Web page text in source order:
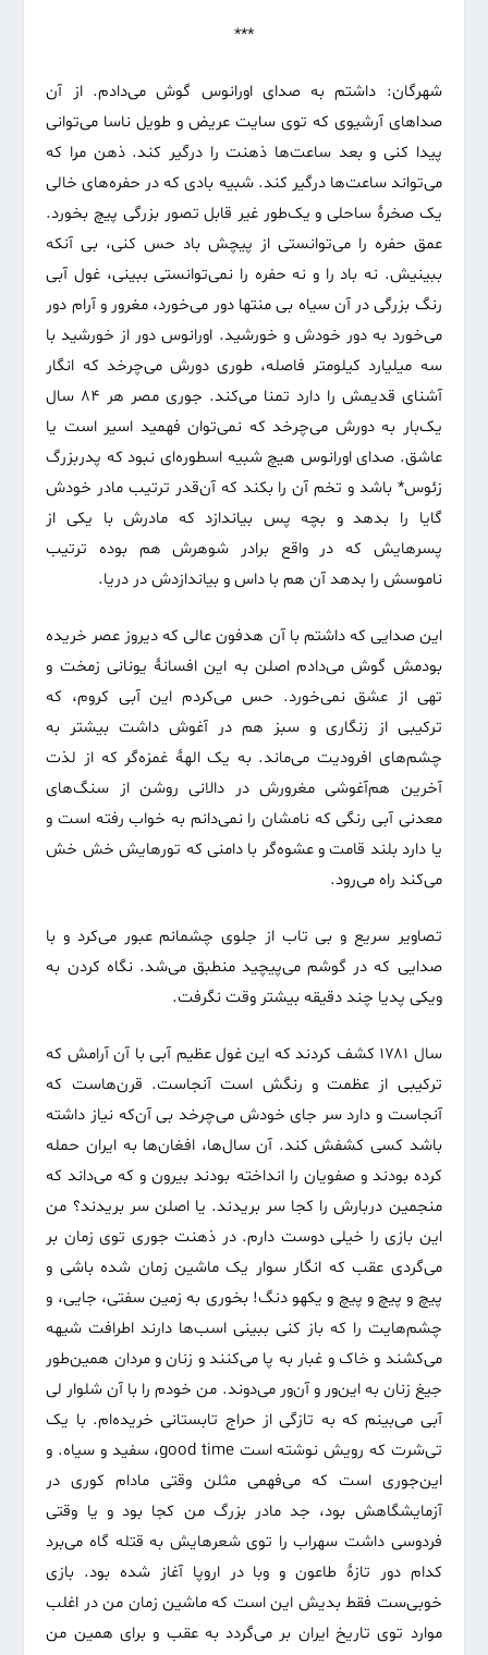
***
شهرگان: داشتم به صدای اورانوس گوش می‌دادم. از آن
صداهای آرشیوی که توی سایت عریض و طویل ناسا می‌توانی
پیدا کنی و بعد ساعت‌ها ذهنت را درگیر کند. ذهن مرا که
می‌تواند ساعت‌ها درگیر کند. شبیه بادی که در حفره‌های خالی
یک صخرهٔ ساحلی و یک‌طور غیر قابل تصور بزرگی پیچ بخورد.
عمق حفره را می‌توانستی از پیچش باد حس کنی، بی آنکه
ببینیش. نه باد را و نه حفره را نمی‌توانستی ببینی، غول آبی
رنگ بزرگی در آن سیاه بی منتها دور می‌خورد، مغرور و آرام دور
می‌خورد به دور خودش و خورشید. اورانوس دور از خورشید با
سه میلیارد کیلومتر فاصله، طوری دورش می‌چرخد که انگار
آشنای قدیمش را دارد تمنا می‌کند. جوری مصر هر ۸۴ سال
یک‌بار به دورش می‌چرخد که نمی‌توان فهمید اسیر است یا
عاشق. صدای اورانوس هیچ شبیه اسطوره‌ای نبود که پدربزرگ
زئوس* باشد و تخم آن را بکند که آن‌قدر ترتیب مادر خودش
گایا را بدهد و بچه پس بیاندازد که مادرش با یکی از
پسرهایش که در واقع برادر شوهرش هم بوده ترتیب
ناموسش را بدهد آن هم با داس و بیاندازدش در دریا.
این صدایی که داشتم با آن هدفون عالی که دیروز عصر خریده
بودمش گوش می‌دادم اصلن به این افسانهٔ یونانی زمخت و
تهی از عشق نمی‌خورد. حس می‌کردم این آبی کروم، که
ترکیبی از زنگاری و سبز هم در آغوش داشت بیشتر به
چشم‌های افرودیت می‌ماند. به یک الههٔ غمزه‌گر که از لذت
آخرین هم‌آغوشی مغرورش در دالانی روشن از سنگ‌های
معدنی آبی رنگی که نامشان را نمی‌دانم به خواب رفته است و
یا دارد بلند قامت و عشوه‌گر با دامنی که تورهایش خش خش
می‌کند راه می‌رود.
تصاویر سریع و بی تاب از جلوی چشمانم عبور می‌کرد و با
صدایی که در گوشم می‌پیچید منطبق می‌شد. نگاه کردن به
ویکی پدیا چند دقیقه بیشتر وقت نگرفت.
سال ۱۷۸۱ کشف کردند که این غول عظیم آبی با آن آرامش که
ترکیبی از عظمت و رنگش است آنجاست. قرن‌هاست که
آنجاست و دارد سر جای خودش می‌چرخد بی آن‌که نیاز داشته
باشد کسی کشفش کند. آن سال‌ها، افغان‌ها به ایران حمله
کرده بودند و صفویان را انداخته بودند بیرون و که می‌داند که
منجمین دربارش را کجا سر بریدند. یا اصلن سر بریدند؟ من
این بازی را خیلی دوست دارم. در ذهنت جوری توی زمان بر
می‌گردی عقب که انگار سوار یک ماشین زمان شده باشی و
پیچ و پیچ و پیچ و یکهو دنگ! بخوری به زمین سفتی، جایی، و
چشم‌هایت را که باز کنی ببینی اسب‌ها دارند اطرافت شیهه
می‌کشند و خاک و غبار به پا می‌کنند و زنان و مردان همین‌طور
جیغ زنان به این‌ور و آن‌ور می‌دوند. من خودم را با آن شلوار لی
آبی می‌بینم که به تازگی از حراج تابستانی خریده‌ام. با یک
تی‌شرت که رویش نوشته است good time، سفید و سیاه. و
این‌جوری است که می‌فهمی مثلن وقتی مادام کوری در
آزمایشگاهش بود، جد مادر بزرگ من کجا بود و یا وقتی
فردوسی داشت سهراب را توی شعرهایش به قتله گاه می‌برد
کدام دور تازهٔ طاعون و وبا در اروپا آغاز شده بود. بازی
خوبی‌ست فقط بدیش این است که ماشین زمان من در اغلب
موارد توی تاریخ ایران بر می‌گردد به عقب و برای همین من